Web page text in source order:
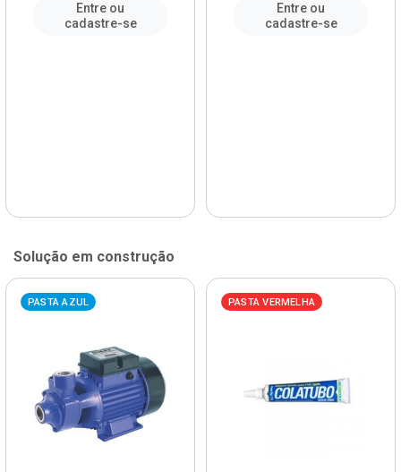
Entre ou
cadastre-se
Entre ou
cadastre-se
Solução em construção
PASTA AZUL PASTA VERMELHA